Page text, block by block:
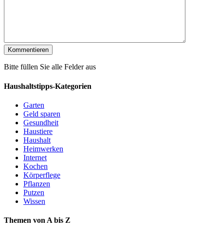
Bitte füllen Sie alle Felder aus
Haushaltstipps-Kategorien
Garten
Geld sparen
Gesundheit
Haustiere
Haushalt
Heimwerken
Internet
Kochen
Körperflege
Pflanzen
Putzen
Wissen
Themen von A bis Z